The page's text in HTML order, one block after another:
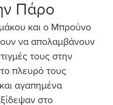
Πάρο
και ο Μπρούνο
να απολαμβάνουν
τους στην
πλευρό τους
αγαπημένα
στο